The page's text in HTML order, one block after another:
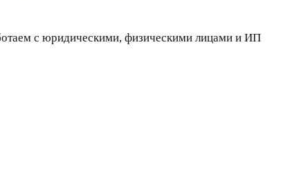
с юридическими, физическими лицами и ИП